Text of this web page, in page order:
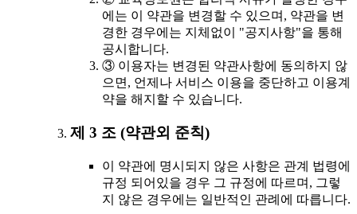
에는 이 약관을 변경할 수 있으며, 약관을 변
경한 경우에는 지체없이 "공지사항"을 통해
공시합니다.
③ 이용자는 변경된 약관사항에 동의하지 않
으면, 언제나 서비스 이용을 중단하고 이용계
약을 해지할 수 있습니다.
제 3 조 (약관외 준칙)
이 약관에 명시되지 않은 사항은 관계 법령에
규정 되어있을 경우 그 규정에 따르며, 그렇
지 않은 경우에는 일반적인 관례에 따릅니다.